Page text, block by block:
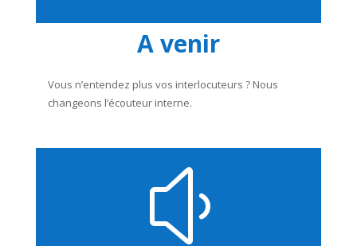
A venir
Vous n’entendez plus vos interlocuteurs ? Nous
changeons l’écouteur interne.
y